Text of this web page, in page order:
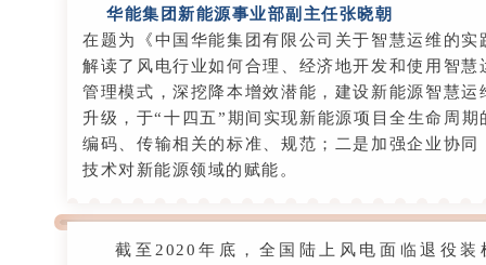
华能集团新能源事业部副主任张晓朝
在题为《中国华能集团有限公司关于智慧运维的
解读了风电行业如何合理、经济地开发和使用智
管理模式，深挖降本增效潜能，建设新能源智慧
升级，于“十四五”期间实现新能源项目全生命周
编码、传输相关的标准、规范；二是加强企业协
技术对新能源领域的赋能。
截至2020年底，全国陆上风电面临退役装